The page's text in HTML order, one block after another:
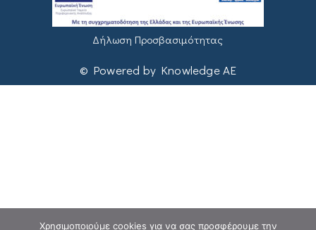
Δήλωση Προσβασιμότητας
© Powered by Knowledge AE
Χρησιμοποιούμε cookies για να σας προσφέρουμε την